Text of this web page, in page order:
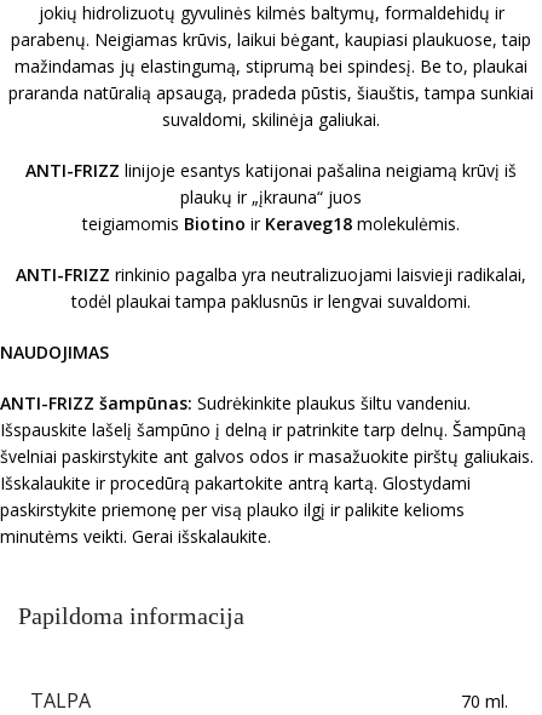
jokių hidrolizuotų gyvulinės kilmės baltymų, formaldehidų ir
parabenų. Neigiamas krūvis, laikui bėgant, kaupiasi plaukuose, taip
mažindamas jų elastingumą, stiprumą bei spindesį. Be to, plaukai
praranda natūralią apsaugą, pradeda pūstis, šiauštis, tampa sunkiai
suvaldomi, skilinėja galiukai.
ANTI-FRIZZ linijoje esantys katijonai pašalina neigiamą krūvį iš
plaukų ir „įkrauna“ juos
teigiamomis Biotino ir Keraveg18 molekulėmis.
ANTI-FRIZZ rinkinio pagalba yra neutralizuojami laisvieji radikalai,
todėl plaukai tampa paklusnūs ir lengvai suvaldomi.
NAUDOJIMAS
ANTI-FRIZZ šampūnas: Sudrėkinkite plaukus šiltu vandeniu.
Išspauskite lašelį šampūno į delną ir patrinkite tarp delnų. Šampūną
švelniai paskirstykite ant galvos odos ir masažuokite pirštų galiukais.
Išskalaukite ir procedūrą pakartokite antrą kartą. Glostydami
paskirstykite priemonę per visą plauko ilgį ir palikite kelioms
minutėms veikti. Gerai išskalaukite.
Papildoma informacija
TALPA 70 ml.